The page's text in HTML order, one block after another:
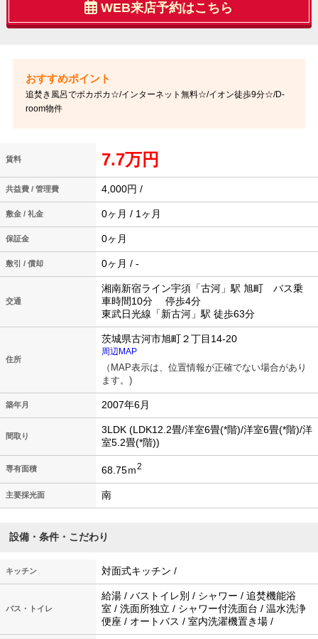
WEB来店予約はこちら
追焚き風呂でポカポカ☆/インターネット無料☆/イオン徒歩9分☆/D-
room物件
賃料 7.7万円
共益費 / 管理費 4,000円 /
敷金 / 礼金 0ヶ月 / 1ヶ月
保証金 0ヶ月
敷引 / 償却 0ヶ月 / -
交通
湘南新宿ライン宇須「古河」駅 旭町 バス乗
車時間10分 停歩4分
東武日光線「新古河」駅 徒歩63分
住所
茨城県古河市旭町２丁目14-20
周辺MAP
（MAP表示は、位置情報が正確でない場合があり
ます。)
築年月 2007年6月
間取り
3LDK (LDK12.2畳/洋室6畳(*階)/洋室6畳(*階)/洋
室5.2畳(*階))
専有面積 68.75ｍ2
主要採光面 南
設備・条件・こだわり
キッチン 対面式キッチン /
バス・トイレ
給湯 / バストイレ別 / シャワー / 追焚機能浴
室 / 洗面所独立 / シャワー付洗面台 / 温水洗浄
便座 / オートバス / 室内洗濯機置き場 /